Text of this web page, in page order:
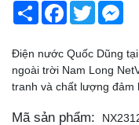
Share Facebook
Twitter
Điện nước Quốc Dũng
ngoài trời Nam Long
tranh và chất lượng đảm
Mã sản phẩm: